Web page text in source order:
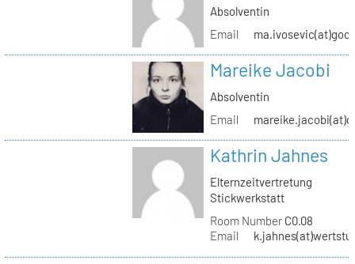
Absolventin
Email
Mareike Jacobi
Absolventin
Email
Kathrin Jahnes
Elternzeitvertretung
Stickwerkstatt
Room NumberC0.08
Email